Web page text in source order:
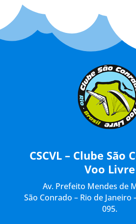
CSCVL – Clube São
Voo Livre
Av. Prefeito Mendes de
São Conrado – Rio de Janeiro
095.